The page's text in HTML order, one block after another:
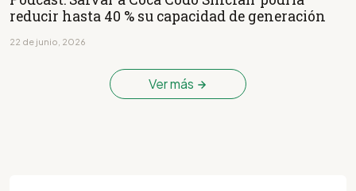
reducir hasta 40 % su capacidad de generación
22 de junio, 2026
Ver más